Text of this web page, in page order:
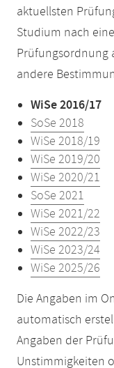
aktuellsten
Studium nach
Prüfungsordnung
andere
WiSe 2016/17
SoSe 2018
WiSe 2018/19
WiSe 2019/20
WiSe 2020/21
SoSe 2021
WiSe 2021/22
WiSe 2022/23
WiSe 2023/24
WiSe 2025/26
Die Angaben im
automatisch
Angaben der
Unstimmigkeiten